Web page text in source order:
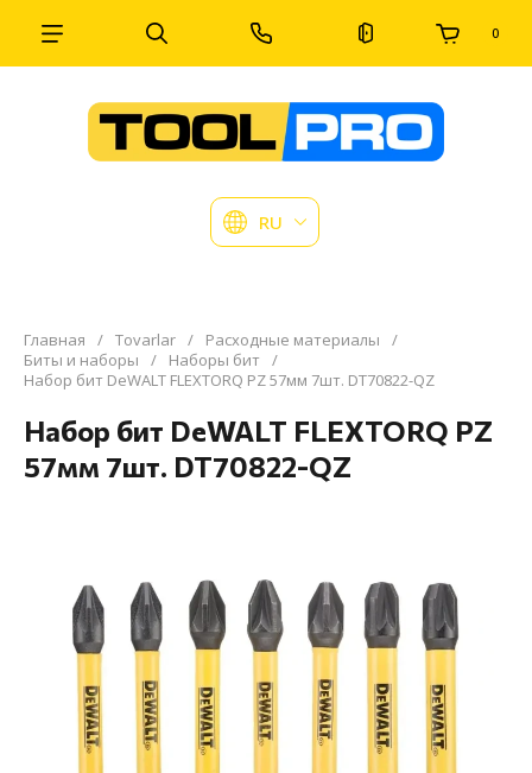
RU
0
Главная / Tovarlar / Расходные материалы
/
Биты и наборы
/ Наборы бит /
Набор бит DeWALT FLEXTORQ PZ 57мм 7шт. DT70822-QZ
Набор бит DeWALT FLEXTORQ PZ
57мм 7шт. DT70822-QZ